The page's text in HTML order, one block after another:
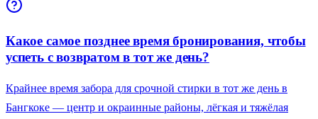
Какое самое позднее время бронирования, чтобы
успеть с возвратом в тот же день?
Крайнее время забора для срочной стирки в тот же день в
Бангкоке — центр и окраинные районы, лёгкая и тяжёлая